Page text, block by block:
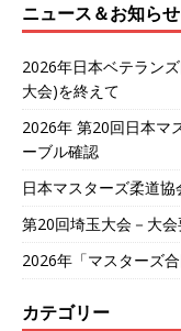
ニュース＆お知らせ
2026年日本ベテラン
大会)を終えて
2026年 第20回日本
ーブル確認
日本マスターズ柔道
第20回埼玉大会－大
2026年「マスターズ
カテゴリー